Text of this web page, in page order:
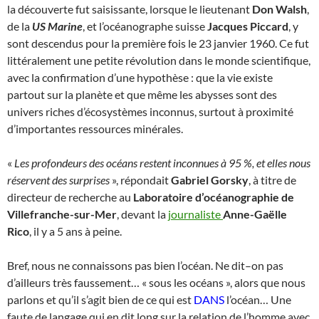
la découverte fut saisissante, lorsque le lieutenant Don Walsh,
de la US Marine, et l’océanographe suisseJacques Piccard, y
sont descendus pour la première fois le 23 janvier 1960. Ce fut
littéralement une petite révolution dans le monde scientifique,
avec la confirmation d’une hypothèse : que la vie existe
partout sur la planète et que même les abysses sont des
univers riches d’écosystèmes inconnus, surtout à proximité
d’importantes ressources minérales.
« Les profondeurs des océans restent inconnues à 95 %, et elles nous
réservent des surprises », répondaitGabriel Gorsky, à titre de
directeur de recherche au Laboratoire d’océanographie de
Villefranche-sur-Mer, devant la journalisteAnne-Gaëlle
Rico, il y a 5 ans à peine.
Bref, nous ne connaissons pas bien l’océan. Ne dit–on pas
d’ailleurs très faussement… « sous les océans », alors que nous
parlons et qu’il s’agit bien de ce qui est DANS l’océan… Une